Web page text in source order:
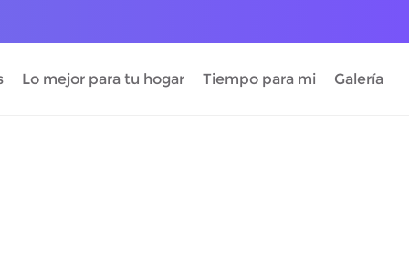
Lo mejor para tu hogar Tiempo para mi Galería